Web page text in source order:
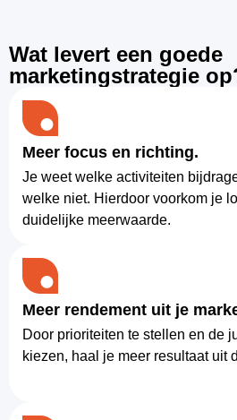
Wat levert een goede
marketingstrategie
Meer focus en richting.
Je weet welke activiteiten
welke niet. Hierdoor voorkom je
duidelijke meerwaarde.
Meer rendement uit je
Door prioriteiten te stellen en de
kiezen, haal je meer resultaat uit